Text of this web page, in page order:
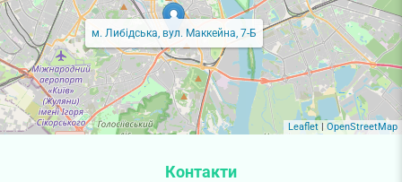
м. Либідська, вул. Маккейна, 7-Б
Leaflet| OpenStreetMap
Контакти